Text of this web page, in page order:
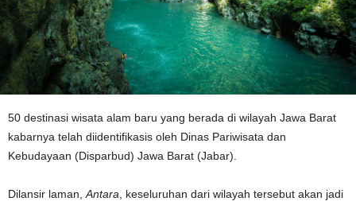
50 destinasi wisata alam baru yang berada di wilayah Jawa Barat
kabarnya telah diidentifikasis oleh Dinas Pariwisata dan
Kebudayaan (Disparbud) Jawa Barat (Jabar).
Dilansir laman, Antara , keseluruhan dari wilayah tersebut akan jadi